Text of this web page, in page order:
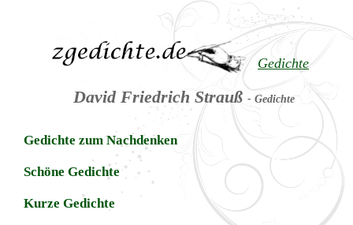
Gedichte
David Friedrich Strauß- Gedichte
Gedichte zum Nachdenken
Schöne Gedichte
Kurze Gedichte